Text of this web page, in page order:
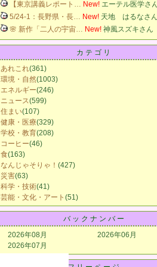
【東京講義レポート… New! エーテル医学さ
5/24-1：長野県・長… New! 天地 はるなさ
🌸 新作「二人の宇宙… New! 神風スズキさん
カテゴリ
あれこれ(361)
環境・自然(1003)
エネルギー(246)
ニュース(599)
住まい(107)
健康・医療(329)
学校・教育(208)
コーヒー(46)
食(163)
なんじゃそりゃ！ (427)
災害(63)
科学・技術(41)
芸能・文化・アート (51)
バックナンバー
2026年08月
2026年07月
2026年06月